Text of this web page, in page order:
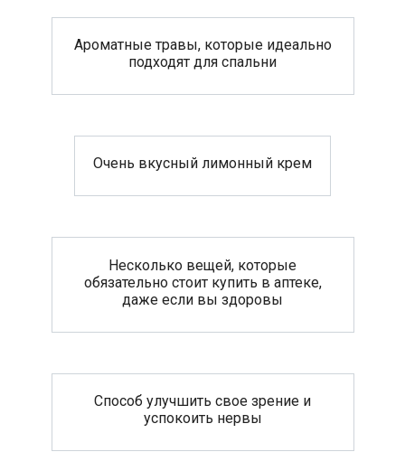
Ароматные травы, которые идеально
подходят для спальни
Очень вкусный лимонный крем
Несколько вещей, которые
обязательно стоит купить в аптеке,
даже если вы здоровы
Способ улучшить свое зрение и
успокоить нервы